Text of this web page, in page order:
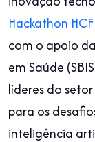
Hackathon
com o apoio
em Saúde
líderes do
para os
inteligência